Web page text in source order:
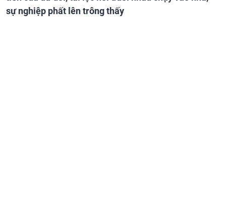
sự nghiệp phất lên trông thấy